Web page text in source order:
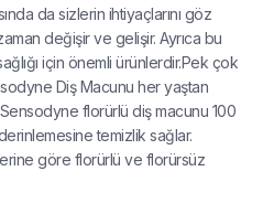
da sizlerin ihtiyaçlarını göz
değişir ve gelişir. Ayrıca bu
için önemli ürünlerdir.Pek çok
Diş Macunu her yaştan
florürlü diş macunu 100
temizlik sağlar.
göre florürlü ve florürsüz